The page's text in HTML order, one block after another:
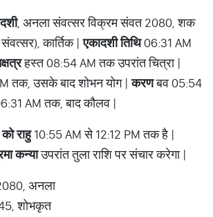
, अनला संवत्सर विक्रम संवत 2080, शक
कार्तिक |एकादशी तिथि06:31 AM
हस्त 08:54 AM तक उपरांत चित्रा |
तक, उसके बाद शोभन योग |करणबव 05:54
AM तक, बाद कौलव |
राहु10:55 AM से 12:12 PM तक है |
कन्याउपरांत तुला राशि पर संचार करेगा |
अनला
शोभकृत